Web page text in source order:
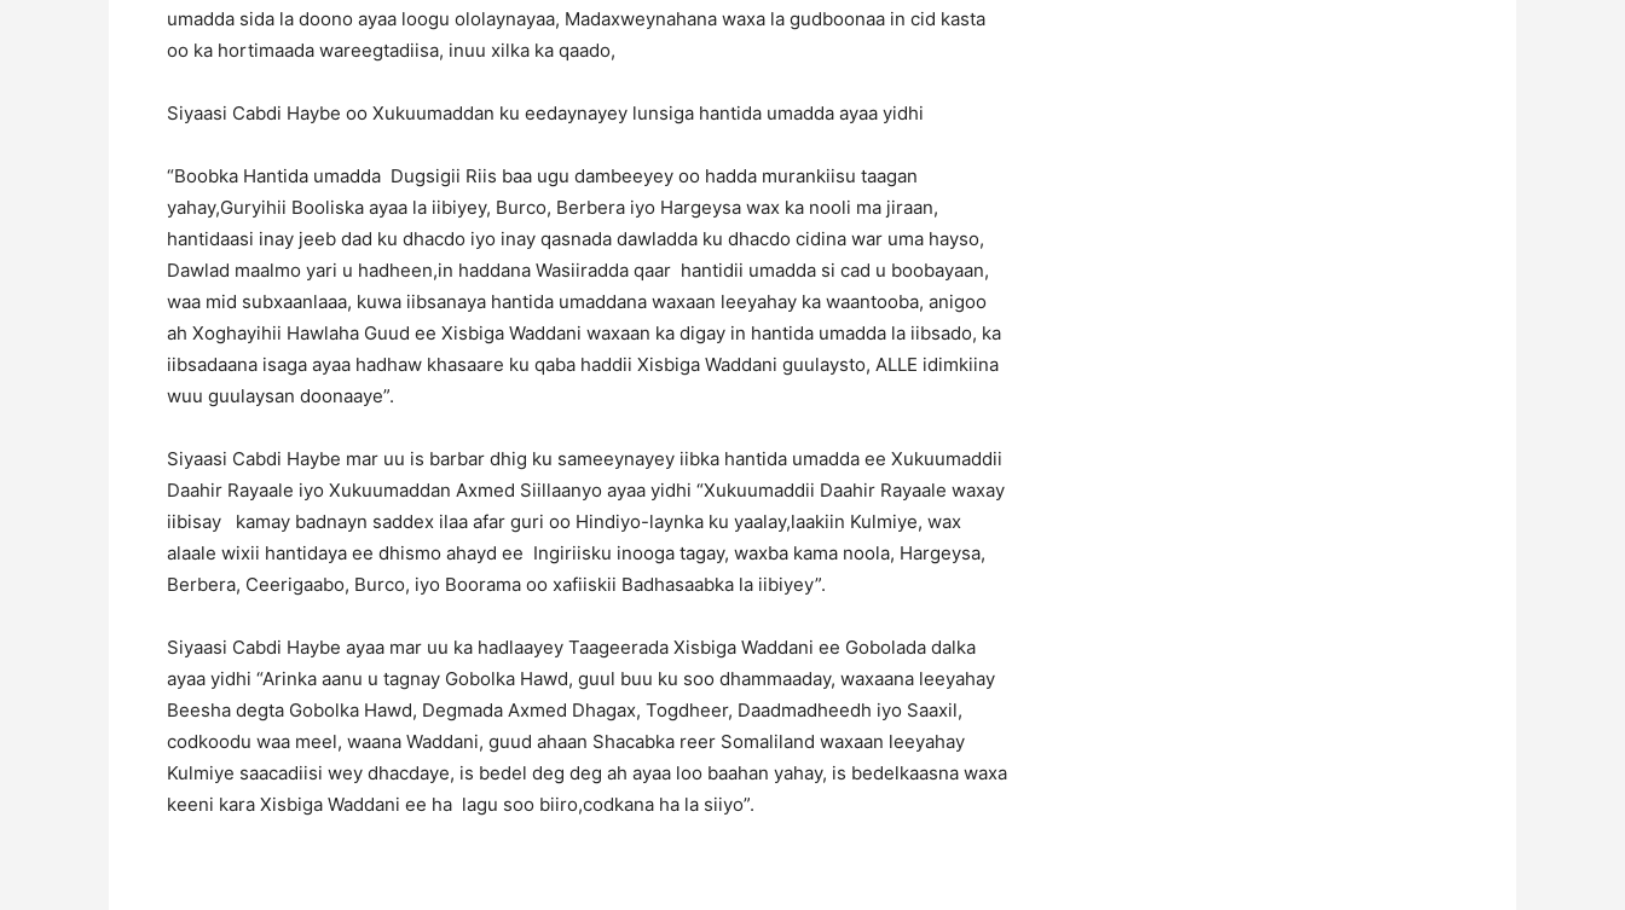
umadda sida la doono ayaa loogu ololaynayaa, Madaxweynahana waxa la gudboonaa in cid kasta
oo ka hortimaada wareegtadiisa, inuu xilka ka qaado,
Siyaasi Cabdi Haybe oo Xukuumaddan ku eedaynayey lunsiga hantida umadda ayaa yidhi
“Boobka Hantida umadda Dugsigii Riis baa ugu dambeeyey oo hadda murankiisu taagan
yahay,Guryihii Booliska ayaa la iibiyey, Burco, Berbera iyo Hargeysa wax ka nooli ma jiraan,
hantidaasi inay jeeb dad ku dhacdo iyo inay qasnada dawladda ku dhacdo cidina war uma hayso,
Dawlad maalmo yari u hadheen,in haddana Wasiiradda qaar hantidii umadda si cad u boobayaan,
waa mid subxaanlaaa, kuwa iibsanaya hantida umaddana waxaan leeyahay ka waantooba, anigoo
ah Xoghayihii Hawlaha Guud ee Xisbiga Waddani waxaan ka digay in hantida umadda la iibsado, ka
iibsadaana isaga ayaa hadhaw khasaare ku qaba haddii Xisbiga Waddani guulaysto, ALLE idimkiina
wuu guulaysan doonaaye”.
Siyaasi Cabdi Haybe mar uu is barbar dhig ku sameeynayey iibka hantida umadda ee Xukuumaddii
Daahir Rayaale iyo Xukuumaddan Axmed Siillaanyo ayaa yidhi “Xukuumaddii Daahir Rayaale waxay
iibisay kamay badnayn saddex ilaa afar guri oo Hindiyo-laynka ku yaalay,laakiin Kulmiye, wax
alaale wixii hantidaya ee dhismo ahayd ee Ingiriisku inooga tagay, waxba kama noola, Hargeysa,
Berbera, Ceerigaabo, Burco, iyo Boorama oo xafiiskii Badhasaabka la iibiyey”.
Siyaasi Cabdi Haybe ayaa mar uu ka hadlaayey Taageerada Xisbiga Waddani ee Gobolada dalka
ayaa yidhi “Arinka aanu u tagnay Gobolka Hawd, guul buu ku soo dhammaaday, waxaana leeyahay
Beesha degta Gobolka Hawd, Degmada Axmed Dhagax, Togdheer, Daadmadheedh iyo Saaxil,
codkoodu waa meel, waana Waddani, guud ahaan Shacabka reer Somaliland waxaan leeyahay
Kulmiye saacadiisi wey dhacdaye, is bedel deg deg ah ayaa loo baahan yahay, is bedelkaasna waxa
keeni kara Xisbiga Waddani ee ha lagu soo biiro,codkana ha la siiyo”.